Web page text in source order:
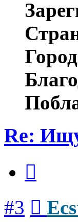
Re:
#3